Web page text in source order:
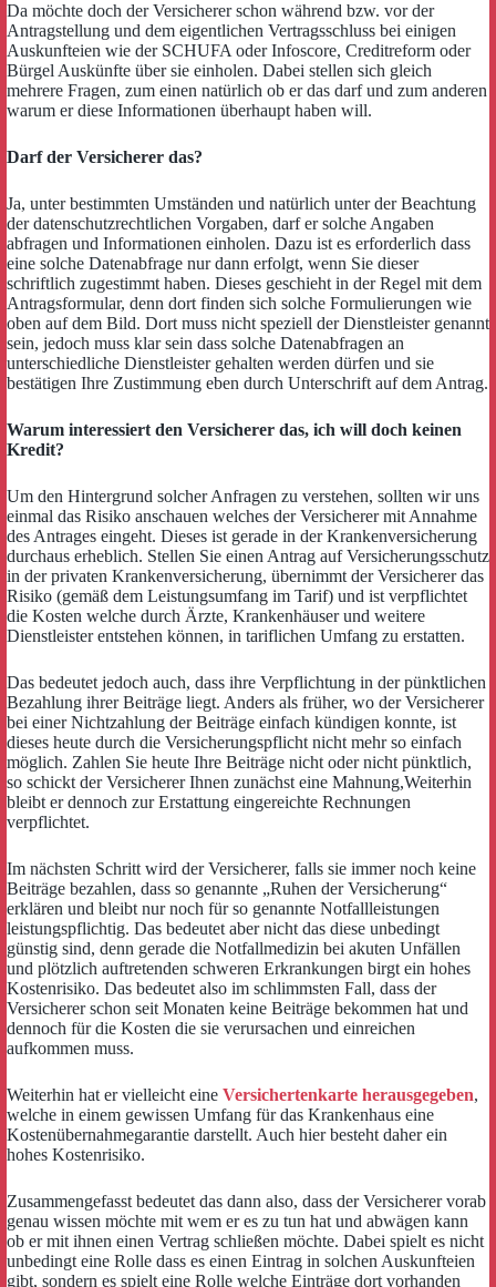
Da möchte doch der Versicherer schon während bzw. vor der
Antragstellung und dem eigentlichen Vertragsschluss bei einigen
Auskunfteien wie der SCHUFA oder Infoscore, Creditreform oder
Bürgel Auskünfte über sie einholen. Dabei stellen sich gleich
mehrere Fragen, zum einen natürlich ob er das darf und zum anderen
warum er diese Informationen überhaupt haben will.
Darf der Versicherer das?
Ja, unter bestimmten Umständen und natürlich unter der Beachtung
der datenschutzrechtlichen Vorgaben, darf er solche Angaben
abfragen und Informationen einholen. Dazu ist es erforderlich dass
eine solche Datenabfrage nur dann erfolgt, wenn Sie dieser
schriftlich zugestimmt haben. Dieses geschieht in der Regel mit dem
Antragsformular, denn dort finden sich solche Formulierungen wie
oben auf dem Bild. Dort muss nicht speziell der Dienstleister genannt
sein, jedoch muss klar sein dass solche Datenabfragen an
unterschiedliche Dienstleister gehalten werden dürfen und sie
bestätigen Ihre Zustimmung eben durch Unterschrift auf dem Antrag.
Warum interessiert den Versicherer das, ich will doch keinen
Kredit?
Um den Hintergrund solcher Anfragen zu verstehen, sollten wir uns
einmal das Risiko anschauen welches der Versicherer mit Annahme
des Antrages eingeht. Dieses ist gerade in der Krankenversicherung
durchaus erheblich. Stellen Sie einen Antrag auf Versicherungsschutz
in der privaten Krankenversicherung, übernimmt der Versicherer das
Risiko (gemäß dem Leistungsumfang im Tarif) und ist verpflichtet
die Kosten welche durch Ärzte, Krankenhäuser und weitere
Dienstleister entstehen können, in tariflichen Umfang zu erstatten.
Das bedeutet jedoch auch, dass ihre Verpflichtung in der pünktlichen
Bezahlung ihrer Beiträge liegt. Anders als früher, wo der Versicherer
bei einer Nichtzahlung der Beiträge einfach kündigen konnte, ist
dieses heute durch die Versicherungspflicht nicht mehr so einfach
möglich. Zahlen Sie heute Ihre Beiträge nicht oder nicht pünktlich,
so schickt der Versicherer Ihnen zunächst eine Mahnung,Weiterhin
bleibt er dennoch zur Erstattung eingereichte Rechnungen
verpflichtet.
Im nächsten Schritt wird der Versicherer, falls sie immer noch keine
Beiträge bezahlen, dass so genannte „Ruhen der Versicherung“
erklären und bleibt nur noch für so genannte Notfallleistungen
leistungspflichtig. Das bedeutet aber nicht das diese unbedingt
günstig sind, denn gerade die Notfallmedizin bei akuten Unfällen
und plötzlich auftretenden schweren Erkrankungen birgt ein hohes
Kostenrisiko. Das bedeutet also im schlimmsten Fall, dass der
Versicherer schon seit Monaten keine Beiträge bekommen hat und
dennoch für die Kosten die sie verursachen und einreichen
aufkommen muss.
Weiterhin hat er vielleicht eine Versichertenkarte herausgegeben,
welche in einem gewissen Umfang für das Krankenhaus eine
Kostenübernahmegarantie darstellt. Auch hier besteht daher ein
hohes Kostenrisiko.
Zusammengefasst bedeutet das dann also, dass der Versicherer vorab
genau wissen möchte mit wem er es zu tun hat und abwägen kann
ob er mit ihnen einen Vertrag schließen möchte. Dabei spielt es nicht
unbedingt eine Rolle dass es einen Eintrag in solchen Auskunfteien
gibt, sondern es spielt eine Rolle welche Einträge dort vorhanden